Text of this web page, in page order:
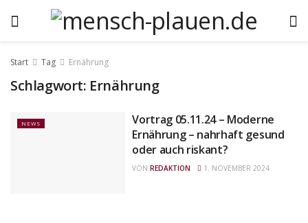
Start Tag Ernährung
Schlagwort: Ernährung
NEWS
Vortrag 05.11.24 – Moderne
Ernährung – nahrhaft gesund
oder auch riskant?
VON REDAKTION 1. NOVEMBER 2024